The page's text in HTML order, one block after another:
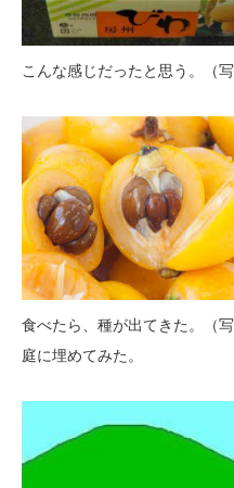
こんな感じだったと思う。（
食べたら、種が出てきた。（
庭に埋めてみた。